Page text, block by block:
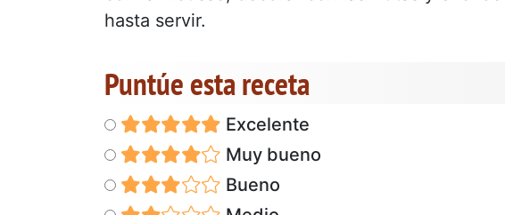
hasta servir.
Puntúe esta receta
Excelente
Muy bueno
Bueno